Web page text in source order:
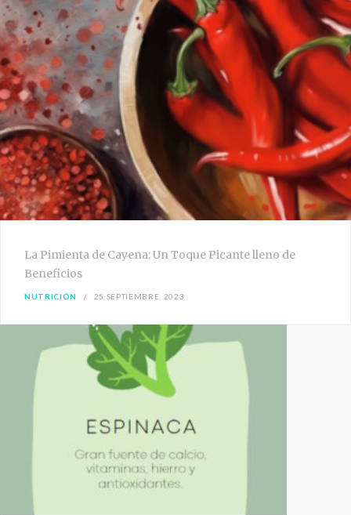
La Pimienta de Cayena: Un Toque Picante lleno de
Beneficios
NUTRICIÓN 25 SEPTIEMBRE, 2023